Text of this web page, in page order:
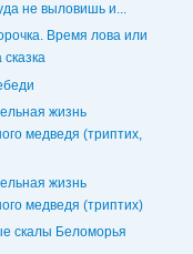
не выловишь и...
Время лова или
жизнь
медведя (триптих,
жизнь
медведя (триптих)
скалы Беломорья